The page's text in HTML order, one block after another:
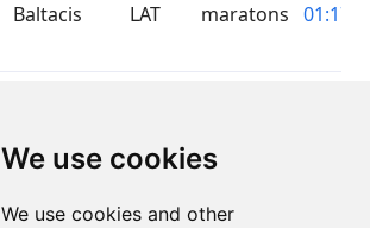
We use cookies
We use cookies and other
Baltacis
LAT
maratons